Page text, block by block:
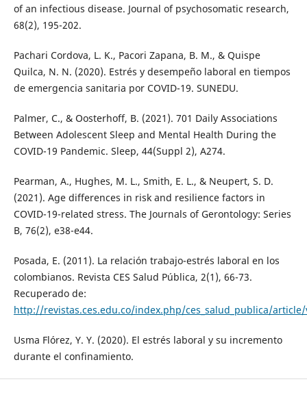
of an infectious disease. Journal of psychosomatic research,
68(2), 195-202.
Pachari Cordova, L. K., Pacori Zapana, B. M., & Quispe
Quilca, N. N. (2020). Estrés y desempeño laboral en tiempos
de emergencia sanitaria por COVID-19. SUNEDU.
Palmer, C., & Oosterhoff, B. (2021). 701 Daily Associations
Between Adolescent Sleep and Mental Health During the
COVID-19 Pandemic. Sleep, 44(Suppl 2), A274.
Pearman, A., Hughes, M. L., Smith, E. L., & Neupert, S. D.
(2021). Age differences in risk and resilience factors in
COVID-19-related stress. The Journals of Gerontology: Series
B, 76(2), e38-e44.
Posada, E. (2011). La relación trabajo-estrés laboral en los
colombianos. Revista CES Salud Pública, 2(1), 66-73.
Recuperado de:
http://revistas.ces.edu.co/index.php/ces_salud_publica/
Usma Flórez, Y. Y. (2020). El estrés laboral y su incremento
durante el confinamiento.